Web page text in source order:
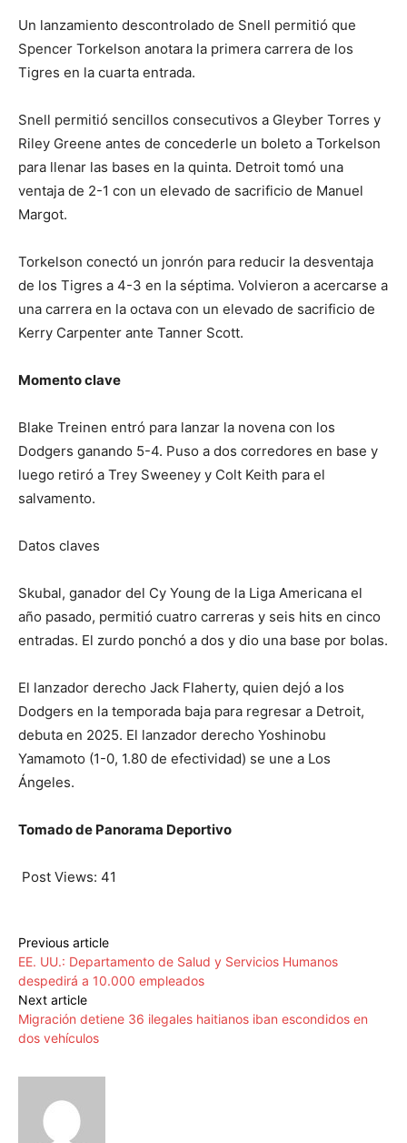
Un lanzamiento descontrolado de Snell permitió que
Spencer Torkelson anotara la primera carrera de los
Tigres en la cuarta entrada.
Snell permitió sencillos consecutivos a Gleyber Torres y
Riley Greene antes de concederle un boleto a Torkelson
para llenar las bases en la quinta. Detroit tomó una
ventaja de 2-1 con un elevado de sacrificio de Manuel
Margot.
Torkelson conectó un jonrón para reducir la desventaja
de los Tigres a 4-3 en la séptima. Volvieron a acercarse a
una carrera en la octava con un elevado de sacrificio de
Kerry Carpenter ante Tanner Scott.
Momento clave
Blake Treinen entró para lanzar la novena con los
Dodgers ganando 5-4. Puso a dos corredores en base y
luego retiró a Trey Sweeney y Colt Keith para el
salvamento.
Datos claves
Skubal, ganador del Cy Young de la Liga Americana el
año pasado, permitió cuatro carreras y seis hits en cinco
entradas. El zurdo ponchó a dos y dio una base por bolas.
El lanzador derecho Jack Flaherty, quien dejó a los
Dodgers en la temporada baja para regresar a Detroit,
debuta en 2025. El lanzador derecho Yoshinobu
Yamamoto (1-0, 1.80 de efectividad) se une a Los
Ángeles.
Tomado de Panorama Deportivo
Post Views: 41
Previous article
EE. UU.: Departamento de Salud y Servicios Humanos
despedirá a 10.000 empleados
Next article
Migración detiene 36 ilegales haitianos iban escondidos en
dos vehículos